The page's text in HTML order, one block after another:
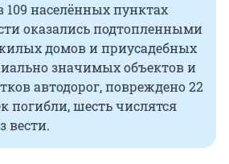
109 населённых пунктах
оказались подтопленными
домов и приусадебных
значимых объектов и
автодорог, повреждено 22
погибли, шесть числятся
вести.